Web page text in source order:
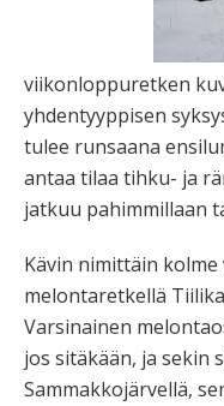
viikonloppuretken
yhdentyyppisen
tulee runsaana
antaa tilaa tihku- ja
jatkuu pahimmillaan
Kävin nimittäin
melontaretkellä
Varsinainen
jos sitäkään, ja sekin
Sammakkojärvellä,